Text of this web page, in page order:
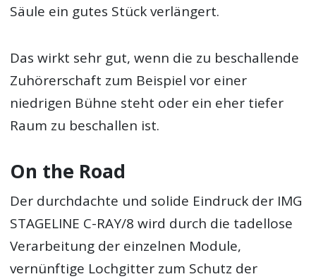
Säule ein gutes Stück verlängert.
Das wirkt sehr gut, wenn die zu beschallende
Zuhörerschaft zum Beispiel vor einer
niedrigen Bühne steht oder ein eher tiefer
Raum zu beschallen ist.
On the Road
Der durchdachte und solide Eindruck der IMG
STAGELINE C-RAY/8 wird durch die tadellose
Verarbeitung der einzelnen Module,
vernünftige Lochgitter zum Schutz der